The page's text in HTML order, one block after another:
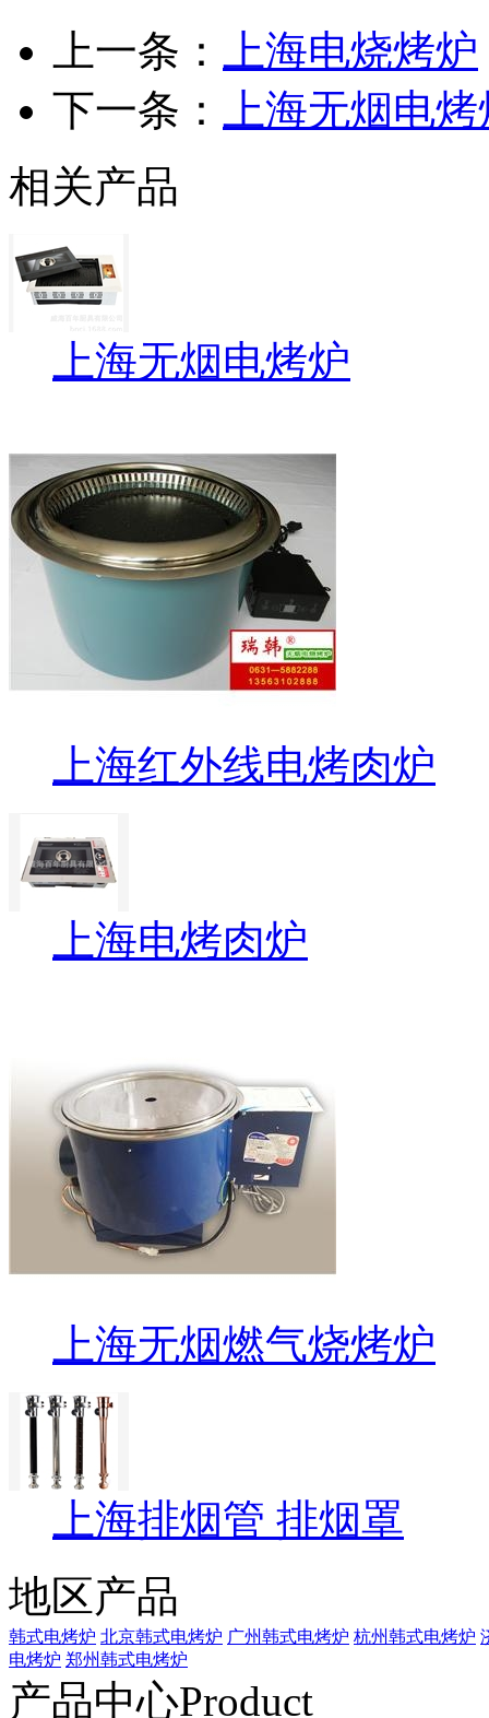
上一条：
上海电烧烤炉
下一条：
上海无烟电
相关产品
上海无烟电烤炉
上海红外线电烤肉炉
上海电烤肉炉
上海无烟燃气烧烤炉
上海排烟管 排烟罩
地区产品
韩式电烤炉 北京韩式电烤炉 广州韩式电烤炉 杭州韩式电烤炉
电烤炉 郑州韩式电烤炉
产品中心Product